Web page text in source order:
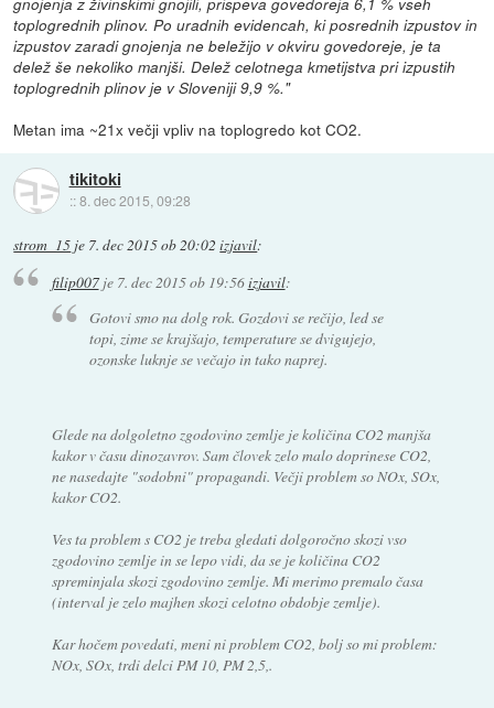
toplogrednih plinov. Po uradnih evidencah, ki posrednih izpustov in
izpustov zaradi gnojenja ne beležijo v okviru govedoreje, je ta
delež še nekoliko manjši. Delež celotnega kmetijstva pri izpustih
toplogrednih plinov je v Sloveniji 9,9 %."
Metan ima ~21x večji vpliv na toplogredo kot CO2.
tikitoki
::8. dec 2015, 09:28
strom_15 je 7. dec 2015 ob 20:02 izjavil:
filip007je 7. dec 2015 ob 19:56izjavil:
Gotovi smo na dolg rok. Gozdovi se rečijo, led se
topi, zime se krajšajo, temperature se dvigujejo,
ozonske luknje se večajo in tako naprej.
Glede na dolgoletno zgodovino zemlje je količina CO2 manjša
kakor v času dinozavrov. Sam človek zelo malo doprinese CO2,
ne nasedajte "sodobni" propagandi. Večji problem so NOx, SOx,
kakor CO2.
Ves ta problem s CO2 je treba gledati dolgoročno skozi vso
zgodovino zemlje in se lepo vidi, da se je količina CO2
spreminjala skozi zgodovino zemlje. Mi merimo premalo časa
(interval je zelo majhen skozi celotno obdobje zemlje).
Kar hočem povedati, meni ni problem CO2, bolj so mi problem:
NOx, SOx, trdi delci PM 10, PM 2,5,.